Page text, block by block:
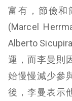
富有，節儉和
(Marcel
Alberto
運，而李曼則
始慢慢減少參
後，李曼表示